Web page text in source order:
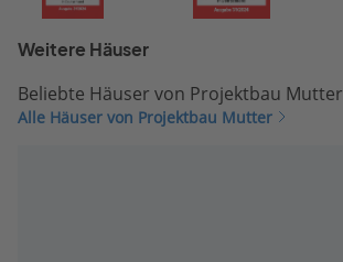
Weitere Häuser
Beliebte Häuser von Projektbau Mutter
Alle Häuser von Projektbau Mutter